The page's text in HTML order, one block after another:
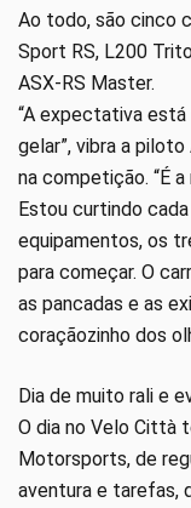
Ao todo, são cinco
Sport RS, L200
ASX-RS Master.
“A expectativa está
gelar”, vibra a
na competição. “É
Estou curtindo
equipamentos, os
para começar. O
as pancadas e as
coraçãozinho dos
Dia de muito rali e
O dia no Velo Città
Motorsports, de
aventura e tarefas,